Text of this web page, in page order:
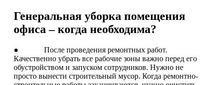
Генеральная уборка помещения
офиса – когда необходима?
● После проведения ремонтных работ.
Качественно убрать все рабочие зоны важно перед его
обустройством и запуском сотрудников. Нужно не
просто вынести строительный мусор. Когда ремонтно-